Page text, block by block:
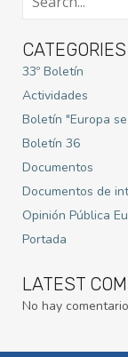
CATEGORIES
33º Boletín
Actividades
Boletín "Europa
Boletín 36
Documentos
Documentos de
Opinión Pública
Portada
LATEST
No hay